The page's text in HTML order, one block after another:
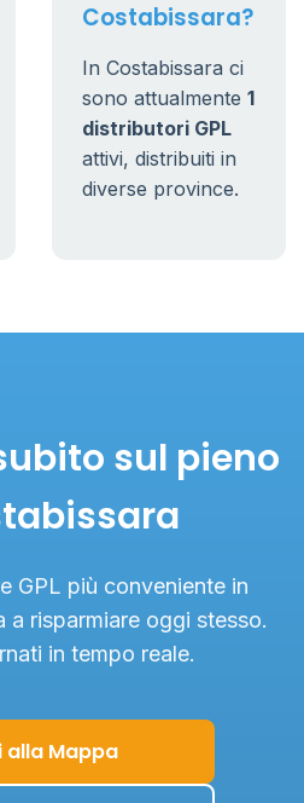
Costabissara?
In Costabissara ci
sono attualmente 1
distributori GPL
attivi, distribuiti in
diverse province.
sul pieno
GPL più conveniente in
a risparmiare oggi stesso.
in tempo reale.
alla Mappa